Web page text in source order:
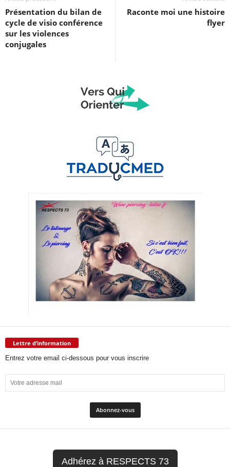
Présentation du bilan de
cycle de visio conférence
sur les violences
conjugales
Raconte moi une histoire
flyer
Lettre d’information
Entrez votre email ci-dessous pour vous inscrire
Adhérez à RESPECTS 73